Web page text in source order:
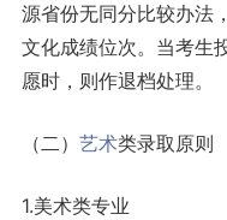
源省份无同分比较办法
文化成绩位次。当考生
愿时，则作退档处理。
（二） 艺术类录取原则
1.美术类专业